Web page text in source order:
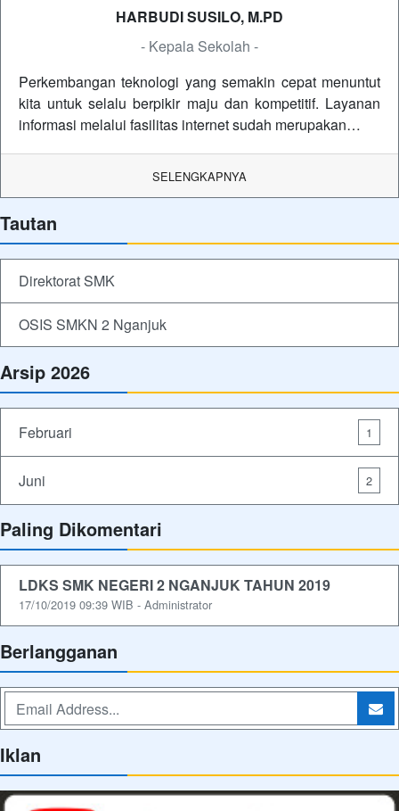
HARBUDI SUSILO, M.PD
- Kepala Sekolah -
Perkembangan teknologi yang semakin cepat menuntut
kita untuk selalu berpikir maju dan kompetitif. Layanan
informasi melalui fasilitas internet sudah merupakan…
SELENGKAPNYA
Tautan
Direktorat SMK
OSIS SMKN 2 Nganjuk
Arsip 2026
Februari 1
Juni 2
Paling Dikomentari
LDKS SMK NEGERI 2 NGANJUK TAHUN 2019
17/10/2019 09:39 WIB - Administrator
Berlangganan
Iklan